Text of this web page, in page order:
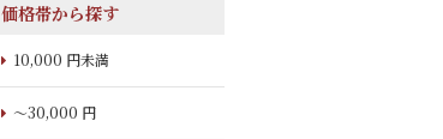
価格帯から探す
10,000 円未満
～30,000 円